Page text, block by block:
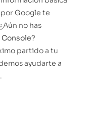
Google te
no has
?
partido a tu
ayudarte a